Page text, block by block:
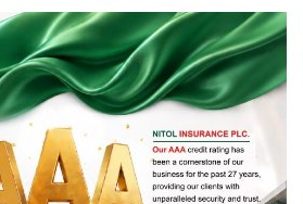
টাঙ্গাইলে নিহত বাস মালিকদের
পরিবারকে অনুদান ও সম্মাননা প্রদান
টাঙ্গাইলে ভাষা কর্মশালা ও পুরষ্কার
বিতরণ